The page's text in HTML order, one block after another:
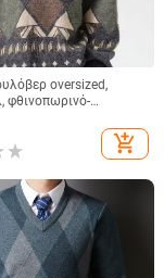
oversized,
φθινοπωρινό-
εθνοστυλ,
add_shopping_cart